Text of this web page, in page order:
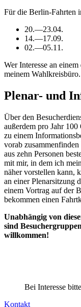
Für die Berlin-Fahrten
20.—23.04.
14.—17.09.
02.—05.11.
Wer Interesse an
meinem Wahlkreisbüro.
Plenar- und
Über den
außerdem pro Jahr 100
zu einem
vorab
aus zehn Personen
mit mir, in dem ich
näher vorstellen kann,
an einer Plenarsitzung
einem Vortrag auf der
bekommen einen
Unabhängig von
sind
willkommen!
Bei Interesse
Kontakt